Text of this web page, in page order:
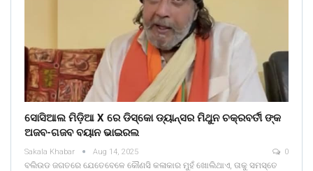
ସୋସିଆଲ ମିଡ଼ିଆ X ରେ ଡିସ୍କୋ ଡ୍ୟାନ୍ସର ମିଥୁନ ଚକ୍ରବର୍ତୀ ଙ୍କ
ଅଜବ-ଗଜବ ବୟାନ ଭାଇରଲ
Sakala Khabar Aug 14, 2025 0
ବଲିଉଡ ଜଗତରେ ଯେତେବେଳେ କୌଣସି କଳାକାର ମୁହଁ ଖୋଲିଥାଏ, ତାକୁ ସମସ୍ତେ